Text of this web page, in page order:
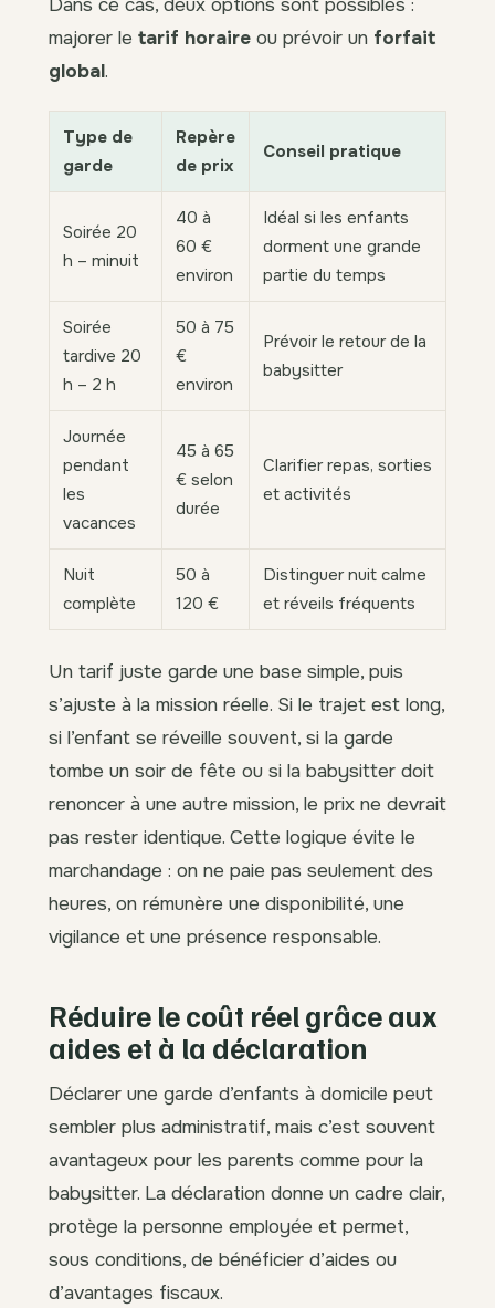
majorer le tarif horaire ou prévoir un forfait
global.
Type de
garde
Repère
de prix
Conseil pratique
Soirée 20
h – minuit
40 à
60 €
environ
Idéal si les enfants
dorment une grande
partie du temps
Soirée
tardive 20
h – 2 h
50 à 75
€
environ
Prévoir le retour de la
babysitter
Journée
pendant
les
vacances
45 à 65
€ selon
durée
Clarifier repas, sorties
et activités
Nuit
complète
50 à
120 €
Distinguer nuit calme
et réveils fréquents
Un tarif juste garde une base simple, puis
s’ajuste à la mission réelle. Si le trajet est long,
si l’enfant se réveille souvent, si la garde
tombe un soir de fête ou si la babysitter doit
renoncer à une autre mission, le prix ne devrait
pas rester identique. Cette logique évite le
marchandage : on ne paie pas seulement des
heures, on rémunère une disponibilité, une
vigilance et une présence responsable.
Réduire le coût réel grâce aux
aides et à la déclaration
Déclarer une garde d’enfants à domicile peut
sembler plus administratif, mais c’est souvent
avantageux pour les parents comme pour la
babysitter. La déclaration donne un cadre clair,
protège la personne employée et permet,
sous conditions, de bénéficier d’aides ou
d’avantages fiscaux.